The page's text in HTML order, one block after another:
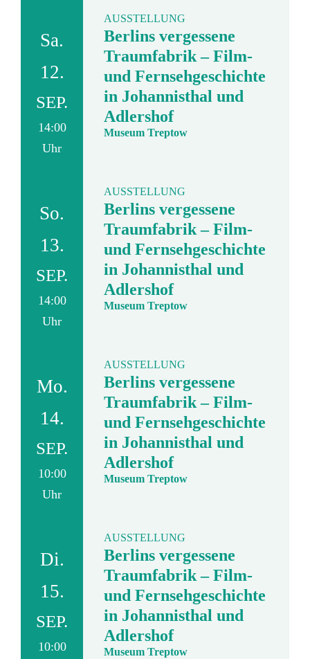
Sa.
12.
SEP.
14:00
Uhr
AUSSTELLUNG
Berlins vergessene
Traumfabrik – Film-
und Fernsehgeschichte
in Johannisthal und
Adlershof
Museum Treptow
So.
13.
SEP.
14:00
Uhr
AUSSTELLUNG
Berlins vergessene
Traumfabrik – Film-
und Fernsehgeschichte
in Johannisthal und
Adlershof
Museum Treptow
Mo.
14.
SEP.
10:00
Uhr
AUSSTELLUNG
Berlins vergessene
Traumfabrik – Film-
und Fernsehgeschichte
in Johannisthal und
Adlershof
Museum Treptow
Di.
15.
SEP.
10:00
AUSSTELLUNG
Berlins vergessene
Traumfabrik – Film-
und Fernsehgeschichte
in Johannisthal und
Adlershof
Museum Treptow